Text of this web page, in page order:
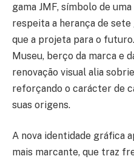
gama JMF, símbolo de
respeita a herança de
que a projeta para o
Museu, berço da marca e
renovação visual alia
reforçando o carácter de
suas origens.
A nova identidade gráfica
mais marcante, que traz